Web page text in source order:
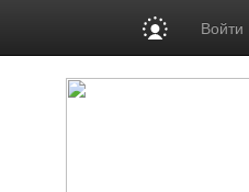
Войти